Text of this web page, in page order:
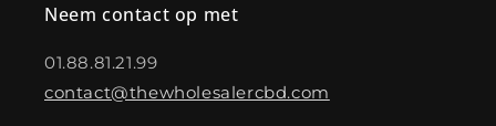
Neem contact op met
01.88.81.21.99
contact@thewholesalercbd.com